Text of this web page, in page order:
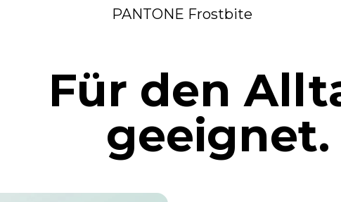
PANTONE Frostbite
Für den
geeignet.